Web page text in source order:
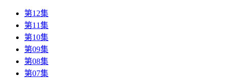
第12集
第11集
第10集
第09集
第08集
第07集